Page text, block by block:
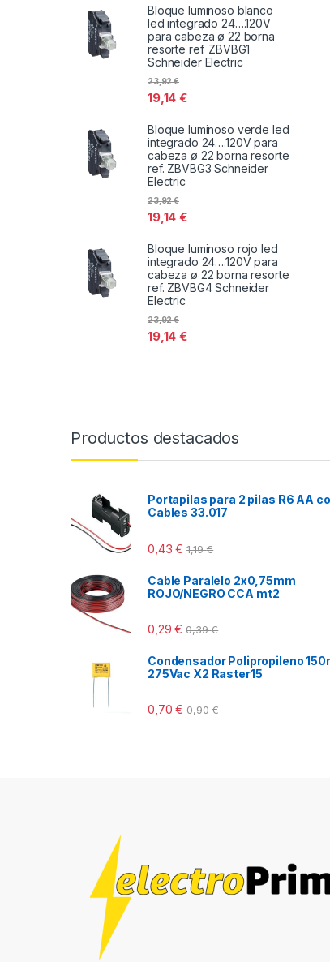
Bloque luminoso blanco
led integrado 24….120V
para cabeza ø 22 borna
resorte ref. ZBVBG1
Schneider Electric
19,14€
23,92€
Bloque luminoso verde led
integrado 24….120V para
cabeza ø 22 borna resorte
ref. ZBVBG3 Schneider
Electric
19,14€
23,92€
Bloque luminoso rojo led
integrado 24….120V para
cabeza ø 22 borna resorte
ref. ZBVBG4 Schneider
Electric
19,14€
23,92€
Productos destacados
Portapilas para 2 pilas R6 AA
Cables 33.017
0,43€ 1,19€
Cable Paralelo 2x0,75mm
ROJO/NEGRO CCA mt2
0,29€ 0,39€
Condensador Polipropileno
275Vac X2 Raster15
0,70€ 0,90€